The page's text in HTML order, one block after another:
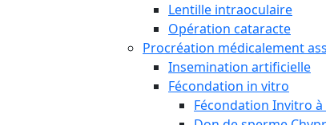
Lentille intraoculaire
Opération cataracte
Procréation médicalement
Insemination artificielle
Fécondation in vitro
Fécondation Invitro à